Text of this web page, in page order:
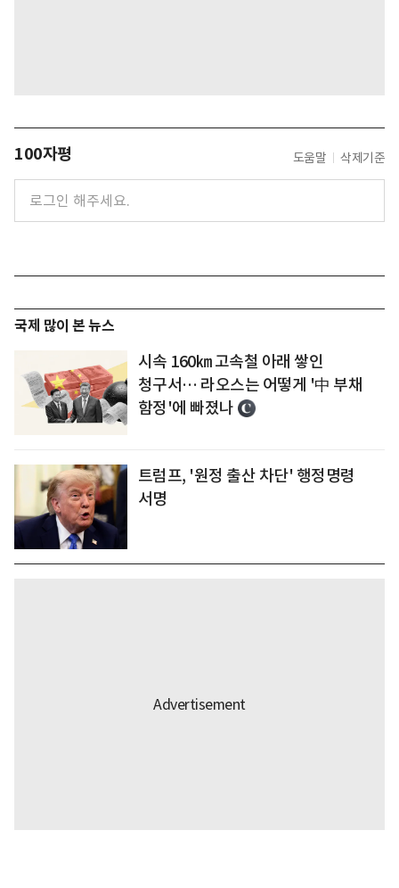
100자평 도움말 삭제기준
국제 많이 본 뉴스
시속 160㎞ 고속철 아래 쌓인
청구서… 라오스는 어떻게 '中 부채
함정'에 빠졌나
트럼프, '원정 출산 차단' 행정명령
서명